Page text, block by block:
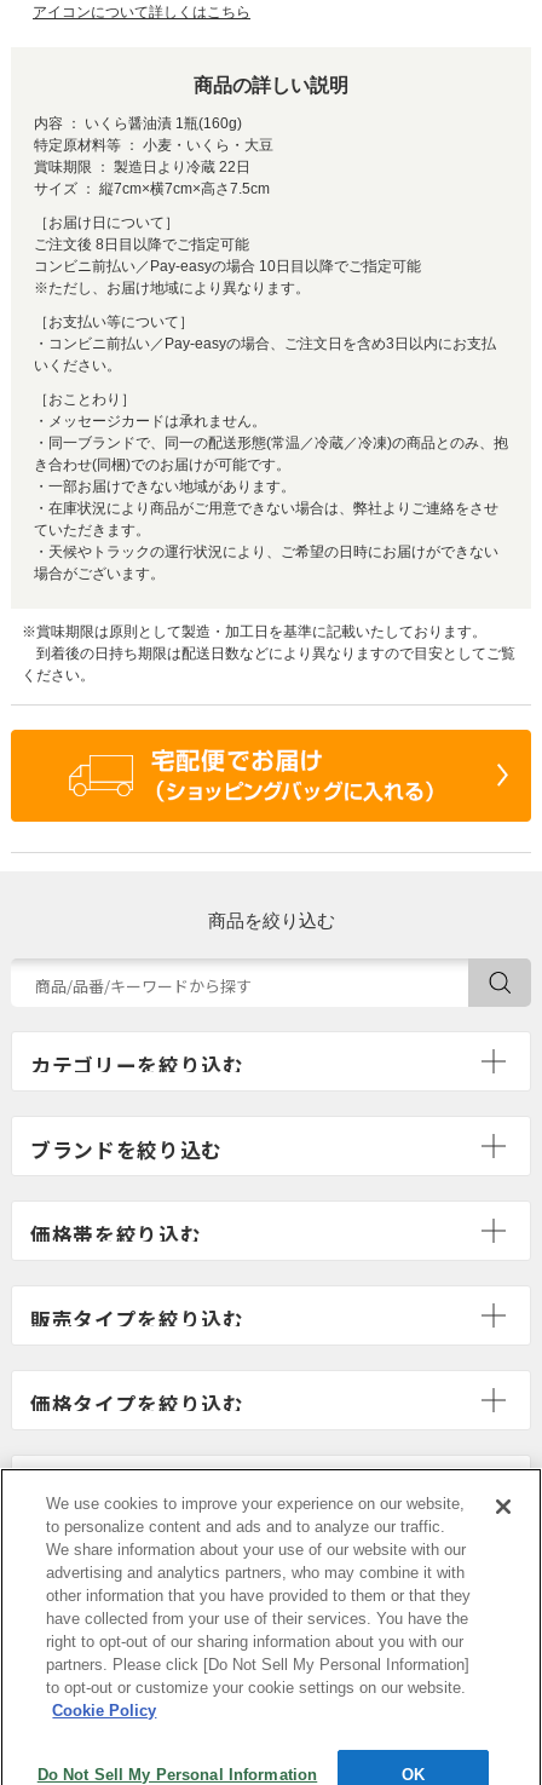
アイコンについて詳しくはこちら
商品の詳しい説明
内容 ： いくら醤油漬 1瓶(160g)
特定原材料等 ： 小麦・いくら・大豆
賞味期限 ： 製造日より冷蔵 22日
サイズ ： 縦7cm×横7cm×高さ7.5cm
［お届け日について］
ご注文後 8日目以降でご指定可能
コンビニ前払い／Pay-easyの場合 10日目以降でご指定可能
※ただし、お届け地域により異なります。
［お支払い等について］
・コンビニ前払い／Pay-easyの場合、ご注文日を含め3日以内にお支払
いください。
［おことわり］
・メッセージカードは承れません。
・同一ブランドで、同一の配送形態(常温／冷蔵／冷凍)の商品とのみ、抱
き合わせ(同梱)でのお届けが可能です。
・一部お届けできない地域があります。
・在庫状況により商品がご用意できない場合は、弊社よりご連絡をさせ
ていただきます。
・天候やトラックの運行状況により、ご希望の日時にお届けができない
場合がございます。
※賞味期限は原則として製造・加工日を基準に記載いたしております。
到着後の日持ち期限は配送日数などにより異なりますので目安としてご覧
ください。
商品を絞り込む
ブランドを絞り込む
PCサイトを表示する
記載がない場合は「税込価格」です。
Copyright © HANKYU HANSHIN DEPARTMENT STORES, INC. All Rights Reserved.
We use cookies to improve your experience on our website,
to personalize content and ads and to analyze our traffic.
We share information about your use of our website with our
advertising and analytics partners, who may combine it with
other information that you have provided to them or that they
have collected from your use of their services. You have the
right to opt-out of our sharing information about you with our
partners. Please click [Do Not Sell My Personal Information]
to opt-out or customize your cookie settings on our website.
Cookie Policy
Do Not Sell My Personal Information OK